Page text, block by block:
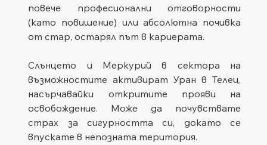
повече професионални отговорности
(като повишение) или абсолютна почивка
от стар, остарял път в кариерата.
Слънцето и Меркурий в сектора на
възможностите активират Уран в Телец,
насърчавайки откритите прояви на
освобождение. Може да почувствате
страх за сигурността си, докато се
впускате в непозната територия.